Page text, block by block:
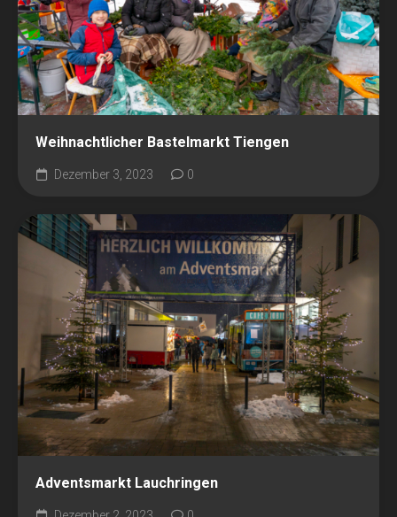
Weihnachtlicher Bastelmarkt Tiengen
Dezember 3, 2023 0
Adventsmarkt Lauchringen